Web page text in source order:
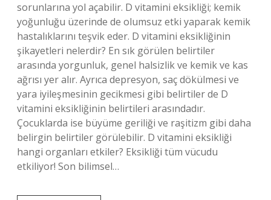
sorunlarına yol açabilir. D vitamini eksikliği; kemik
yoğunluğu üzerinde de olumsuz etki yaparak kemik
hastalıklarını teşvik eder. D vitamini eksikliğinin
şikayetleri nelerdir? En sık görülen belirtiler
arasında yorgunluk, genel halsizlik ve kemik ve kas
ağrısı yer alır. Ayrıca depresyon, saç dökülmesi ve
yara iyileşmesinin gecikmesi gibi belirtiler de D
vitamini eksikliğinin belirtileri arasındadır.
Çocuklarda ise büyüme geriliği ve raşitizm gibi daha
belirgin belirtiler görülebilir. D vitamini eksikliği
hangi organları etkiler? Eksikliği tüm vücudu
etkiliyor! Son bilimsel…